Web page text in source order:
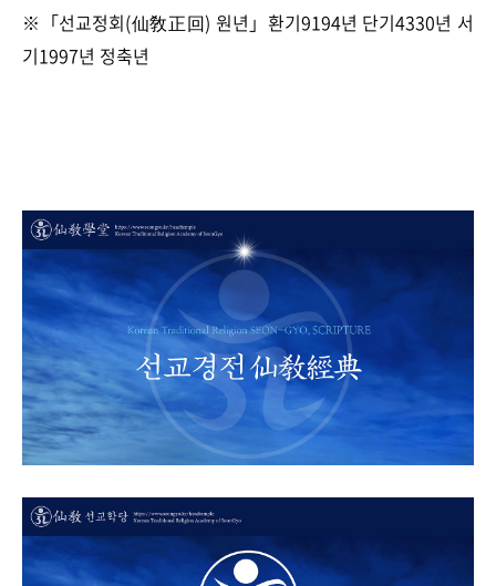
※「선교정회(仙敎正回) 원년」환기9194년 단기4330년 서
기1997년 정축년